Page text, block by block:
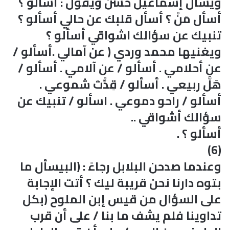
أسأل مَنْ ؟ أسأل قلبك عن حالي أسألو ؟
تنبيك عن سؤالك اشواقي أسألو ؟
ويغنيها محمد وردي ( عن آمالي .أسألو /
عن أحلامي . أسألو / عن آلامي . أسألو /
هَلَّ ربيعي . أسألو / قِدّْتَ شموعي .
أسألو / راحو دموعي . اسألو / تنبيك عن
سؤالك أشواقي ..
أسألو ؟ .
(6)
وعندما صدحن البلابل رجاءً : (البيسأل ما
بتوه دارنا نحن قريبة ليك ؟ أتت الإجابة
على السؤال من قيس إبن الملوح (بكل
تداوينا فلم يشف ما بنا / على أن قرب